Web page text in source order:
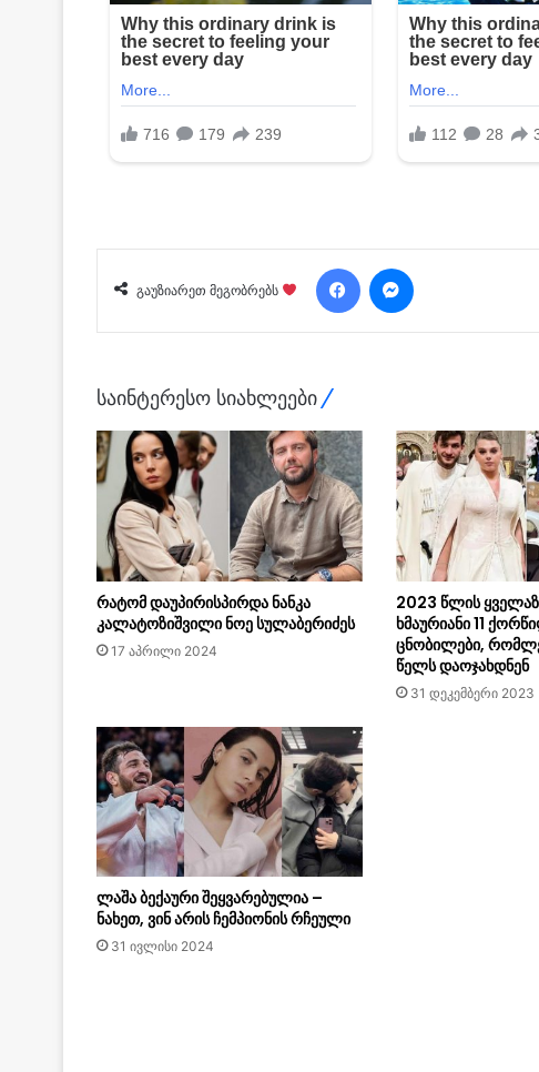
გაუზიარეთ მეგობრებს
Facebook
საინტერესო სიახლეები
რატომ დაუპირისპირდა ნანკა
კალატოზიშვილი ნოე სულაბერიძეს
17 აპრილი 2024
2023 წლის
ხმაურიანი 11
ცნობილები,
წელს დაოჯახდნენ
31 დეკემბერი 2023
ლაშა ბექაური შეყვარებულია –
ნახეთ, ვინ არის ჩემპიონის რჩეული
31 ივლისი 2024